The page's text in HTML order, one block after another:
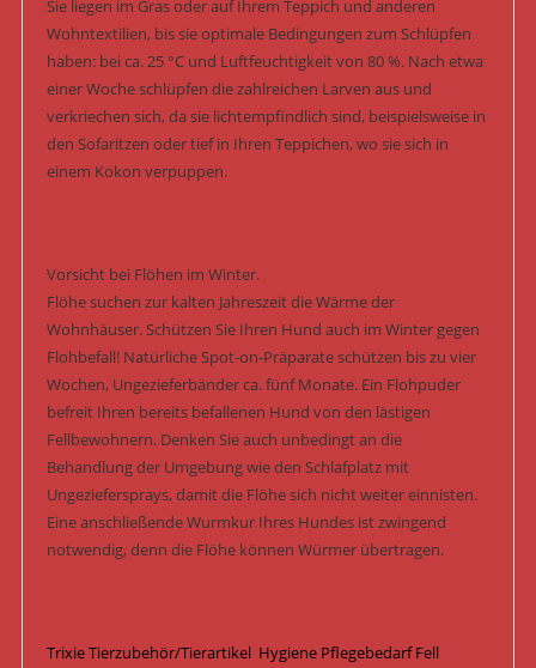
Sie liegen im Gras oder auf Ihrem Teppich und anderen
Wohntextilien, bis sie optimale Bedingungen zum Schlüpfen
haben: bei ca. 25 °C und Luftfeuchtigkeit von 80 %. Nach etwa
einer Woche schlüpfen die zahlreichen Larven aus und
verkriechen sich, da sie lichtempfindlich sind, beispielsweise in
den Sofaritzen oder tief in Ihren Teppichen, wo sie sich in
einem Kokon verpuppen.
Vorsicht bei Flöhen im Winter.
Flöhe suchen zur kalten Jahreszeit die Wärme der
Wohnhäuser. Schützen Sie Ihren Hund auch im Winter gegen
Flohbefall! Natürliche Spot-on-Präparate schützen bis zu vier
Wochen, Ungezieferbänder ca. fünf Monate. Ein Flohpuder
befreit Ihren bereits befallenen Hund von den lästigen
Fellbewohnern. Denken Sie auch unbedingt an die
Behandlung der Umgebung wie den Schlafplatz mit
Ungeziefersprays, damit die Flöhe sich nicht weiter einnisten.
Eine anschließende Wurmkur Ihres Hundes ist zwingend
notwendig, denn die Flöhe können Würmer übertragen.
Trixie Tierzubehör/Tierartikel Hygiene Pflegebedarf Fell